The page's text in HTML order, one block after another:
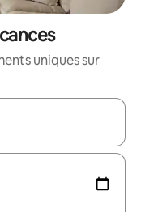
uniques sur
les flèches vers le